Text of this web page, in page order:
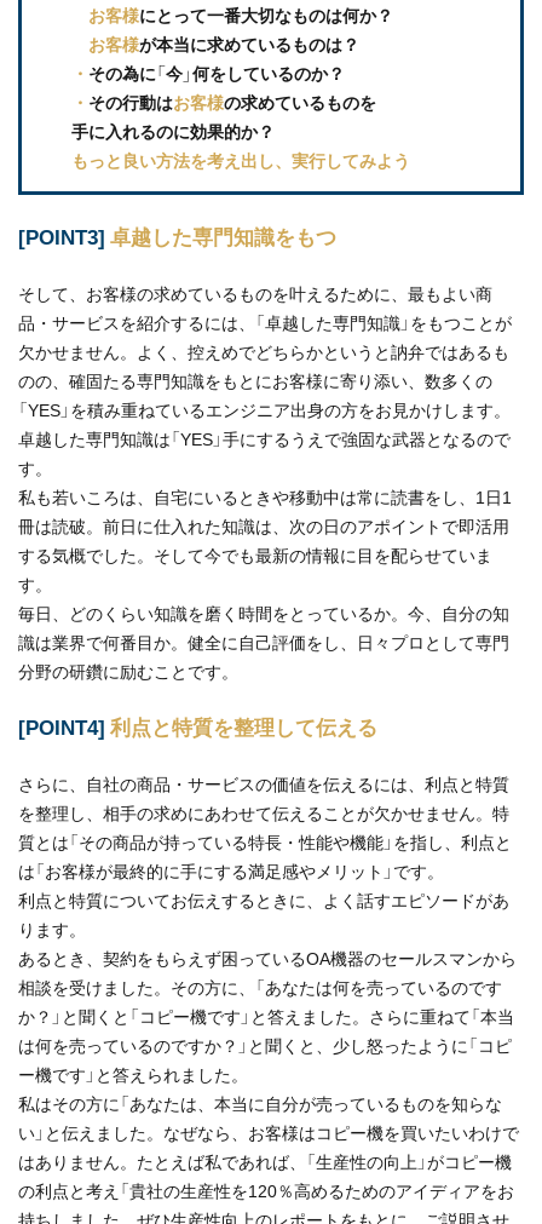
お客様にとって一番大切なものは何か？
お客様が本当に求めているものは？
・ その為に「今」何をしているのか？
・ その行動はお客様の求めているものを
手に入れるのに効果的か？
もっと良い方法を考え出し、実行してみよう
[POINT3] 卓越した専門知識をもつ
そして、お客様の求めているものを叶えるために、最もよい商
品・サービスを紹介するには、「卓越した専門知識」をもつことが
欠かせません。よく、控えめでどちらかというと訥弁ではあるも
のの、確固たる専門知識をもとにお客様に寄り添い、数多くの
「YES」を積み重ねているエンジニア出身の方をお見かけします。
卓越した専門知識は「YES」手にするうえで強固な武器となるので
す。
私も若いころは、自宅にいるときや移動中は常に読書をし、1日1
冊は読破。前日に仕入れた知識は、次の日のアポイントで即活用
する気概でした。そして今でも最新の情報に目を配らせていま
す。
毎日、どのくらい知識を磨く時間をとっているか。今、自分の知
識は業界で何番目か。健全に自己評価をし、日々プロとして専門
分野の研鑽に励むことです。
[POINT4] 利点と特質を整理して伝える
さらに、自社の商品・サービスの価値を伝えるには、利点と特質
を整理し、相手の求めにあわせて伝えることが欠かせません。特
質とは「その商品が持っている特長・性能や機能」を指し、利点と
は「お客様が最終的に手にする満足感やメリット」です。
利点と特質についてお伝えするときに、よく話すエピソードがあ
ります。
あるとき、契約をもらえず困っているOA機器のセールスマンから
相談を受けました。その方に、「あなたは何を売っているのです
か？」と聞くと「コピー機です」と答えました。さらに重ねて「本当
は何を売っているのですか？」と聞くと、少し怒ったように「コピ
ー機です」と答えられました。
私はその方に「あなたは、本当に自分が売っているものを知らな
い」と伝えました。なぜなら、お客様はコピー機を買いたいわけで
はありません。たとえば私であれば、「生産性の向上」がコピー機
の利点と考え「貴社の生産性を120％高めるためのアイディアをお
持ちしました。ぜひ生産性向上のレポートをもとに、ご説明させ